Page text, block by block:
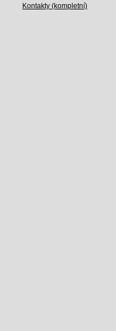
Kontakty (kompletní)